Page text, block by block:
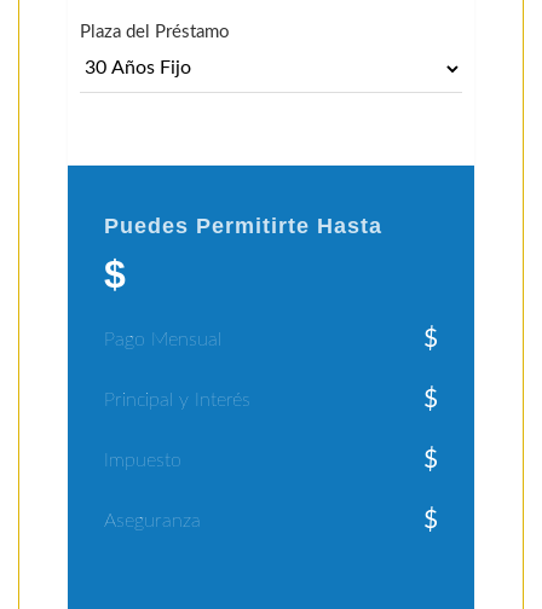
Plaza del Préstamo
Puedes Permitirte Hasta
$
Pago Mensual $
Principal y Interés $
Impuesto $
Aseguranza $